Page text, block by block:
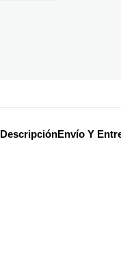
DescripciónEnvío Y